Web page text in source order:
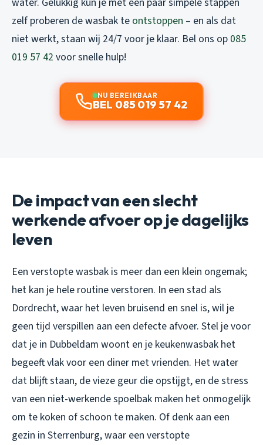
zelf proberen de wasbak te ontstoppen – en als dat
niet werkt, staan wij 24/7 voor je klaar. Bel ons op 085
019 57 42 voor snelle hulp!
NU BEREIKBAAR
BEL 085 019 57 42
De impact van een slecht
werkende afvoer op je dagelijks
leven
Een verstopte wasbak is meer dan een klein ongemak;
het kan je hele routine verstoren. In een stad als
Dordrecht, waar het leven bruisend en snel is, wil je
geen tijd verspillen aan een defecte afvoer. Stel je voor
dat je in Dubbeldam woont en je keukenwasbak het
begeeft vlak voor een diner met vrienden. Het water
dat blijft staan, de vieze geur die opstijgt, en de stress
van een niet-werkende spoelbak maken het onmogelijk
om te koken of schoon te maken. Of denk aan een
gezin in Sterrenburg, waar een verstopte